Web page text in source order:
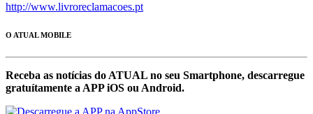
http://www.livroreclamacoes.pt
O ATUAL MOBILE
Receba as notícias do ATUAL no seu Smartphone, descarregue
gratuítamente a APP iOS ou Android.